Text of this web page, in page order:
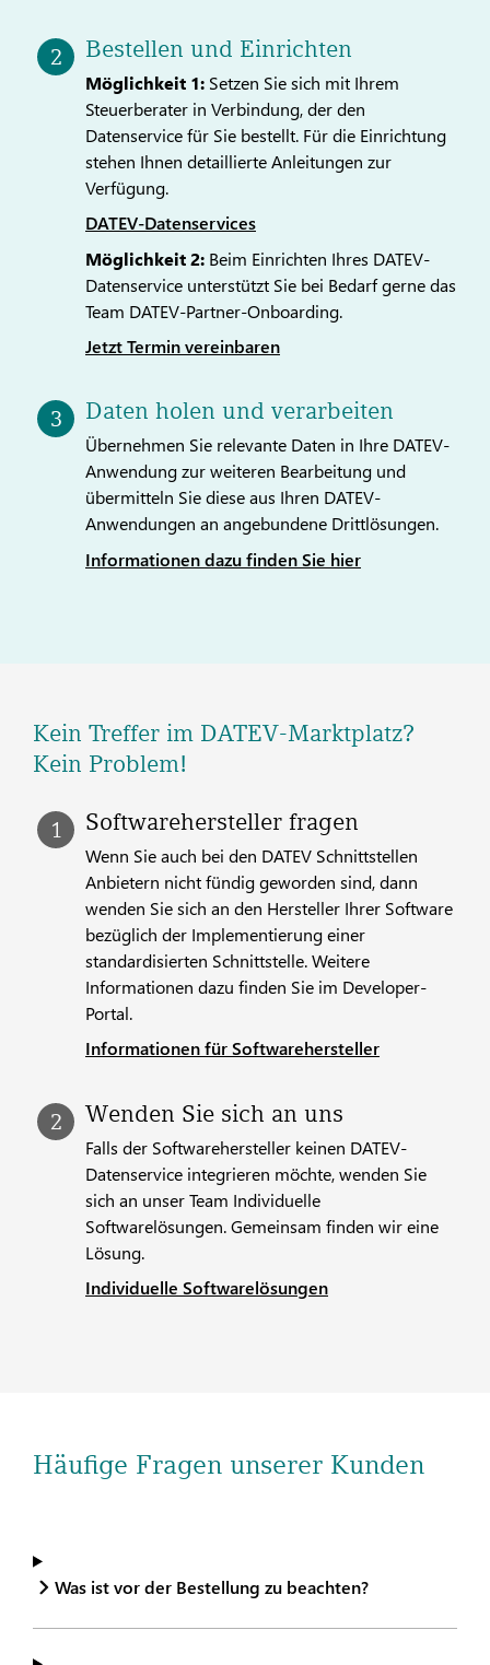
Bestellen und Einrichten
Möglichkeit 1: Setzen Sie sich mit Ihrem
Steuerberater in Verbindung, der den
Datenservice für Sie bestellt. Für die Einrichtung
stehen Ihnen detaillierte Anleitungen zur
Verfügung.
DATEV-Datenservices
Möglichkeit 2: Beim Einrichten Ihres DATEV-
Datenservice unterstützt Sie bei Bedarf gerne das
Team DATEV-Partner-Onboarding.
Jetzt Termin vereinbaren
Daten holen und verarbeiten
Übernehmen Sie relevante Daten in Ihre DATEV-
Anwendung zur weiteren Bearbeitung und
übermitteln Sie diese aus Ihren DATEV-
Anwendungen an angebundene Drittlösungen.
Informationen dazu finden Sie hier
Kein Treffer im DATEV-Marktplatz?
Kein Problem!
Softwarehersteller fragen
Wenn Sie auch bei den DATEV Schnittstellen
Anbietern nicht fündig geworden sind, dann
wen­den Sie sich an den Hersteller Ihrer Software
bezüglich der Implementierung einer
standardisierten Schnittstelle. Weitere
Informationen dazu finden Sie im Developer-
Portal.
Informationen für Softwarehersteller
Wenden Sie sich an uns
Falls der Softwareherstel­ler keinen DATEV-
Datenservice integrieren möchte, wenden Sie
sich an unser Team Individuelle
Softwarelösungen. Gemeinsam finden wir eine
Lösung.
Individuelle Softwarelösungen
Häufige Fragen unserer Kunden
Was ist vor der Bestellung zu beachten?